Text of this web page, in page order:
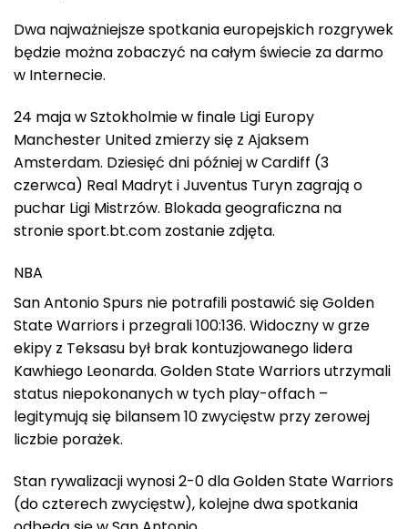
Dwa najważniejsze spotkania europejskich rozgrywek
będzie można zobaczyć na całym świecie za darmo
w Internecie.
24 maja w Sztokholmie w finale Ligi Europy
Manchester United zmierzy się z Ajaksem
Amsterdam. Dziesięć dni później w Cardiff (3
czerwca) Real Madryt i Juventus Turyn zagrają o
puchar Ligi Mistrzów. Blokada geograficzna na
stronie sport.bt.com zostanie zdjęta.
NBA
San Antonio Spurs nie potrafili postawić się Golden
State Warriors i przegrali 100:136. Widoczny w grze
ekipy z Teksasu był brak kontuzjowanego lidera
Kawhiego Leonarda. Golden State Warriors utrzymali
status niepokonanych w tych play-offach –
legitymują się bilansem 10 zwycięstw przy zerowej
liczbie porażek.
Stan rywalizacji wynosi 2-0 dla Golden State Warriors
(do czterech zwycięstw), kolejne dwa spotkania